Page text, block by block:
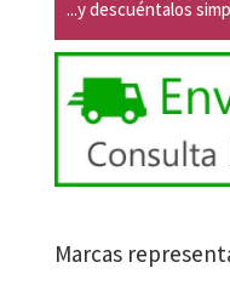
...y descuéntalos
Marcas